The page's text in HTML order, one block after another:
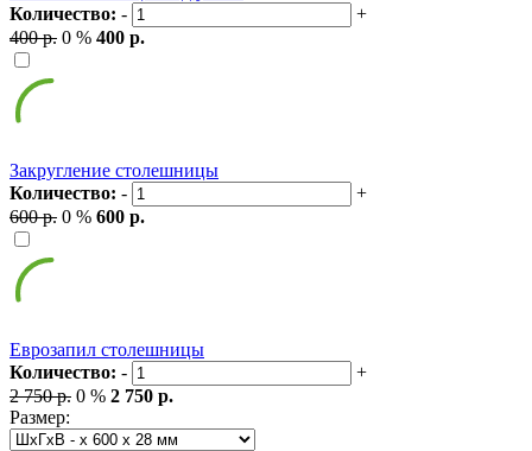
Количество: -
+
400 р. 0 % 400 р.
Закругление столешницы
Количество: -
+
600 р. 0 % 600 р.
Еврозапил столешницы
Количество: -
+
2 750 р. 0 % 2 750 р.
Размер: